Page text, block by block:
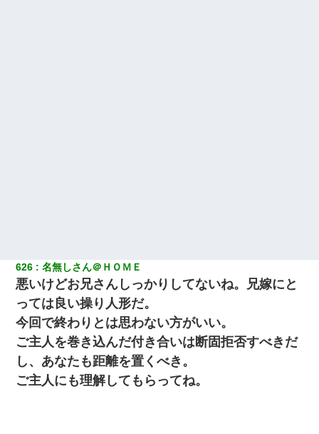
626 名無しさん＠ＨＯＭＥ
悪いけどお兄さんしっかりしてないね。兄嫁にと
っては良い操り人形だ。
今回で終わりとは思わない方がいい。
ご主人を巻き込んだ付き合いは断固拒否すべきだ
し、あなたも距離を置くべき。
ご主人にも理解してもらってね。